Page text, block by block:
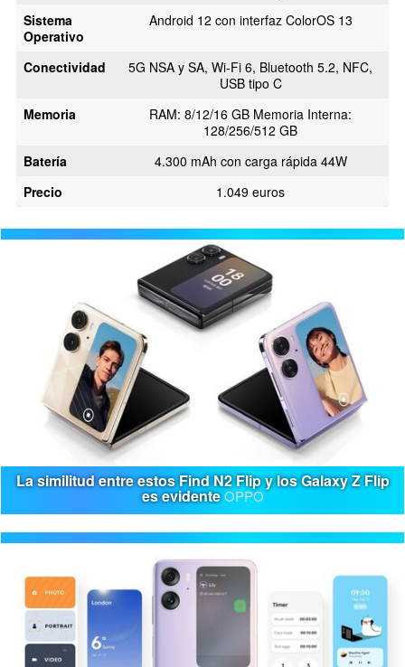
Sistema
Operativo
Android 12 con interfaz ColorOS 13
Conectividad
5G NSA y SA, Wi-Fi 6, Bluetooth 5.2, NFC,
USB tipo C
Memoria
RAM: 8/12/16 GB Memoria Interna:
128/256/512 GB
Batería
4.300 mAh con carga rápida 44W
Precio
1.049 euros
La similitud entre estos Find N2 Flip y los Galaxy Z Flip
es evidenteOPPO